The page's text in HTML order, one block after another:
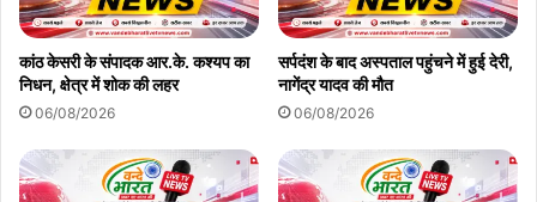
कांठ केसरी के संपादक आर.के. कश्यप का
निधन, क्षेत्र में शोक की लहर
06/08/2026
सर्पदंश के बाद अस्पताल पहुंचने में हुई देरी,
नागेंद्र यादव की मौत
06/08/2026